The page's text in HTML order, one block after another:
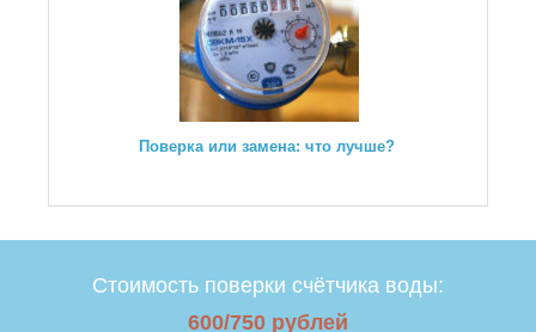
Поверка или замена: что лучше?
Стоимость поверки счётчика воды:
600/750 рублей